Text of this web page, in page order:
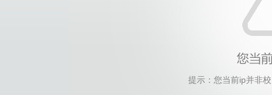
提示：您当前ip并非